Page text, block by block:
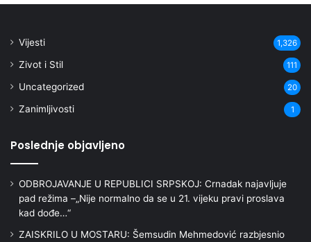
Vijesti 1,326
Zivot i Stil 111
Uncategorized 20
Zanimljivosti 1
Poslednje objavljeno
ODBROJAVANJE U REPUBLICI SRPSKOJ: Crnadak najavljuje
pad režima –„Nije normalno da se u 21. vijeku pravi proslava
kad dođe…“
ZAISKRILO U MOSTARU: Šemsudin Mehmedović razbjesnio